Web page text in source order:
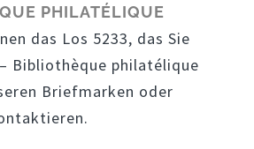
PHILATÉLIQUE
das Los 5233, das Sie
Bibliothèque philatélique
Briefmarken oder